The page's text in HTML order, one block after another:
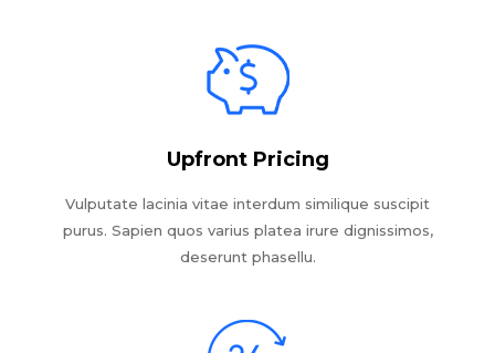
Upfront Pricing
Vulputate lacinia vitae interdum similique suscipit
purus. Sapien quos varius platea irure dignissimos,
deserunt phasellu.